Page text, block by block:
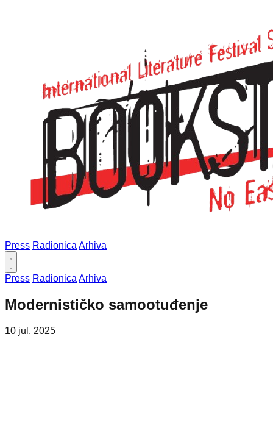
Press Radionica Arhiva
Press Radionica Arhiva
Modernističko samootuđenje
10 jul. 2025